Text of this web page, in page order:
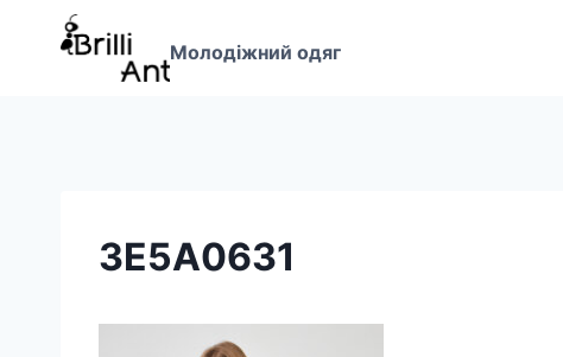
Перейти
Молодіжний одяг
3E5A0631